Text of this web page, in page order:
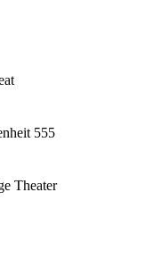
555
Theater